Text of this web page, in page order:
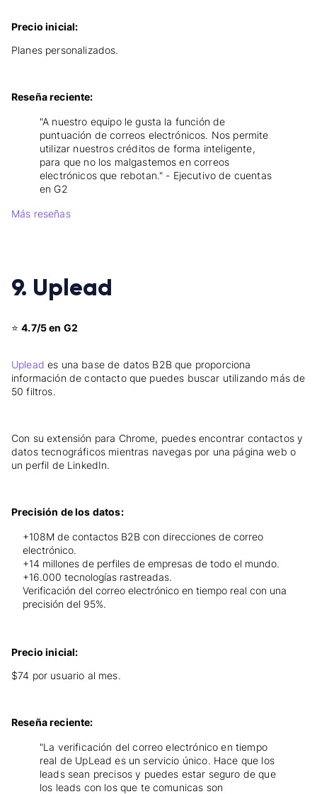
Precio inicial:
Planes personalizados.
Reseña reciente:
"A nuestro equipo le gusta la función de
puntuación de correos electrónicos. Nos permite
utilizar nuestros créditos de forma inteligente,
para que no los malgastemos en correos
electrónicos que rebotan." - Ejecutivo de cuentas
en G2
Más reseñas
9. Uplead
⭐4.7/5 en G2
Uplead es una base de datos B2B que proporciona
información de contacto que puedes buscar utilizando más de
50 filtros.
Con su extensión para Chrome, puedes encontrar contactos y
datos tecnográficos mientras navegas por una página web o
un perfil de LinkedIn.
Precisión de los datos:
+108M de contactos B2B con direcciones de correo
electrónico.
+14 millones de perfiles de empresas de todo el mundo.
+16.000 tecnologías rastreadas.
Verificación del correo electrónico en tiempo real con una
precisión del 95%.
Precio inicial:
$74 por usuario al mes.
Reseña reciente:
"La verificación del correo electrónico en tiempo
real de UpLead es un servicio único. Hace que los
leads sean precisos y puedes estar seguro de que
los leads con los que te comunicas son